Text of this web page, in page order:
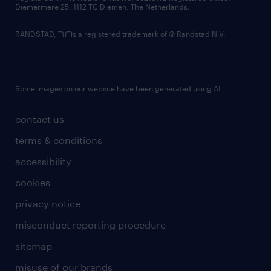
contact us
terms & conditions
accessibility
cookies
privacy notice
misconduct reporting procedure
sitemap
misuse of our brands
Diemermere 25, 1112 TC Diemen, The Netherlands.
RANDSTAD, is a registered trademark of © Randstad N.V.
Some images on our website have been generated using AI.